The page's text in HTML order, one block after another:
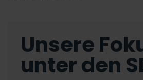
Unsere
unter den